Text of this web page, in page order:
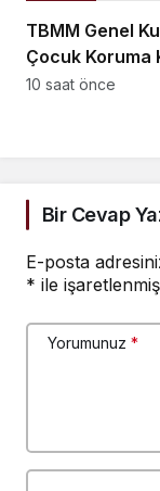
TBMM Genel
Çocuk Koruma
Teklifi’ne
10 saat önce
Bir Cevap
E-posta
* ile
Yorumunuz *